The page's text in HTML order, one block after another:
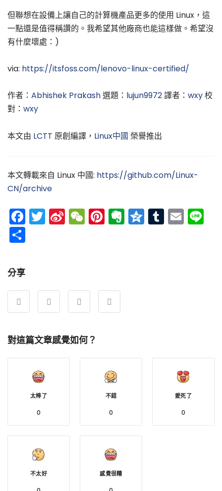
但聯想在設備上讓自己的計算機產品更多的使用 Linux，這
一點還是值得稱讚的。我希望其他廠商也能這樣做。希望沒
有什麼壞處：)
via: https://itsfoss.com/lenovo-linux-certified/
作者： Abhishek Prakash選題： lujun9972譯者： wxy校
對： wxy
本文由 LCTT 原創編譯， Linux中國 榮譽推出
本文轉載來自 Linux 中國: https://github.com/Linux-
CN/archive
Facebook
Twitter
Sina
Weibo
WeChat
Pinterest
Evernote
Qzone
Tumblr
分享
對這篇文章感覺如何？
太棒了
0
不錯
0
愛死了
0
不太好 感覺很糟